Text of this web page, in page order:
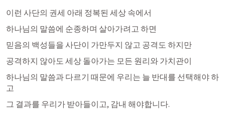
이런 사단의 권세 아래 정복된 세상 속에서
하나님의 말씀에 순종하며 살아가려고 하면
믿음의 백성들을 사단이 가만두지 않고 공격도 하지만
공격하지 않아도 세상 돌아가는 모든 원리와 가치관이
하나님의 말씀과 다르기 때문에 우리는 늘 반대를 선택해야 하
고
그 결과를 우리가 받아들이고, 감내 해야합니다.